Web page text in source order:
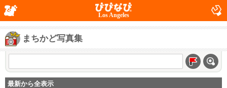
Los Angeles
まちかど写真集
最新から全表示